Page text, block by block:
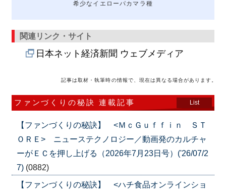
希少なイエローパカマラ種
関連リンク・サイト
日本ネット経済新聞 ウェブメディア
記事は取材・執筆時の情報で、現在は異なる場合があります。
ファンづくりの秘訣 連載記事 List
【ファンづくりの秘訣】 <ＭｃＧｕｆｆｉｎ ＳＴ
ＯＲＥ> ニューステクノロジー／動画発のカルチャ
ーがＥＣを押し上げる（2026年7月23日号）('26/07/2
7) (0882)
【ファンづくりの秘訣】 <ハチ食品オンラインショ